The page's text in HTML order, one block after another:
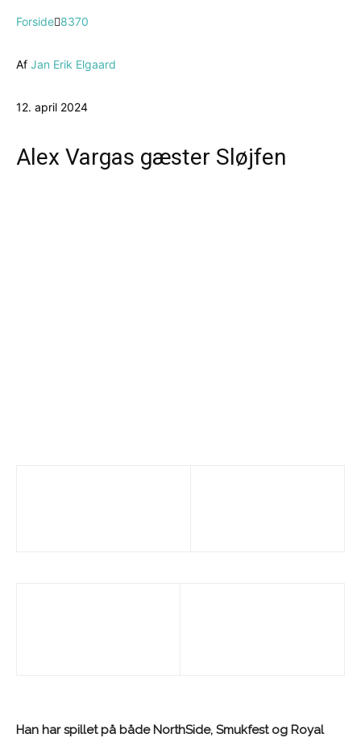
Forside 8370
Af Jan Erik Elgaard
12. april 2024
Alex Vargas gæster Sløjfen
Han har spillet på både NorthSide, Smukfest og Royal